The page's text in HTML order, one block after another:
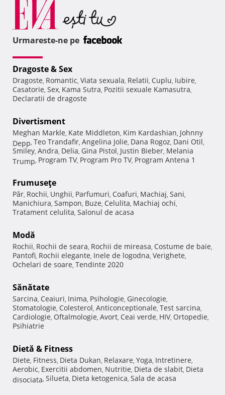
Urmareste-ne pe
Dragoste & Sex
Dragoste, Romantic, Viata sexuala, Relatii, Cuplu, Iubire,
Casatorie, Sex, Kama Sutra, Pozitii sexuale Kamasutra,
Declaratii de dragoste
Divertisment
Meghan Markle, Kate Middleton, Kim Kardashian, Johnny
Depp, Teo Trandafir, Angelina Jolie, Dana Rogoz, Dani Otil,
Smiley, Andra, Delia, Gina Pistol, Justin Bieber, Melania
Trump, Program TV, Program Pro TV, Program Antena 1
Frumuseţe
Păr, Rochii, Unghii, Parfumuri, Coafuri, Machiaj, Sani,
Manichiura, Sampon, Buze, Celulita, Machiaj ochi,
Tratament celulita, Salonul de acasa
Modă
Rochii, Rochii de seara, Rochii de mireasa, Costume de baie,
Pantofi, Rochii elegante, Inele de logodna, Verighete,
Ochelari de soare, Tendinte 2020
Sănătate
Sarcina, Ceaiuri, Inima, Psihologie, Ginecologie,
Stomatologie, Colesterol, Anticonceptionale, Test sarcina,
Cardiologie, Oftalmologie, Avort, Ceai verde, HIV, Ortopedie,
Psihiatrie
Dietă & Fitness
Diete, Fitness, Dieta Dukan, Relaxare, Yoga, Intretinere,
Aerobic, Exercitii abdomen, Nutritie, Dieta de slabit, Dieta
disociata, Silueta, Dieta ketogenica, Sala de acasa